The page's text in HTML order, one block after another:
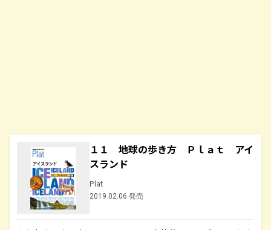
１１ 地球の歩き方 Ｐｌａｔ アイ
スランド
Plat
2019.02.06 発売